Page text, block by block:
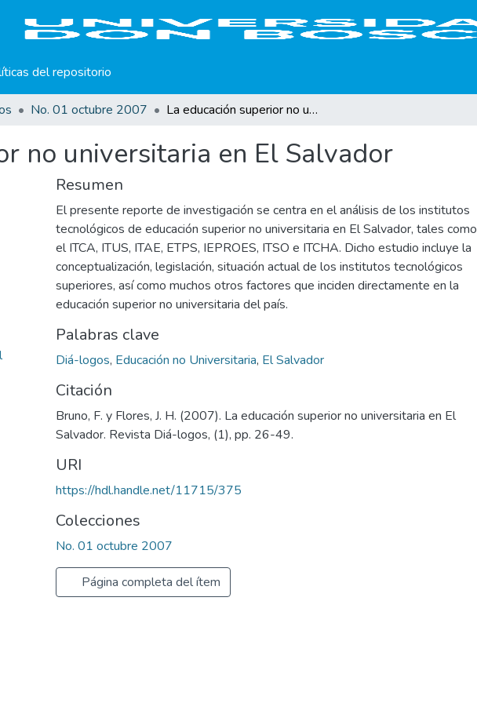
del repositorio
No. 01 octubre 2007 La educación superior no universitaria en El Salvador
no universitaria en El Salvador
Resumen
El presente reporte de investigación se centra en el análisis de los institutos
tecnológicos de educación superior no universitaria en El Salvador, tales como
el ITCA, ITUS, ITAE, ETPS, IEPROES, ITSO e ITCHA. Dicho estudio incluye la
conceptualización, legislación, situación actual de los institutos tecnológicos
superiores, así como muchos otros factores que inciden directamente en la
educación superior no universitaria del país.
Palabras clave
Diá-logos, Educación no Universitaria, El Salvador
Citación
Bruno, F. y Flores, J. H. (2007). La educación superior no universitaria en El
Salvador. Revista Diá-logos, (1), pp. 26-49.
URI
https://hdl.handle.net/11715/375
Colecciones
No. 01 octubre 2007
Página completa del ítem